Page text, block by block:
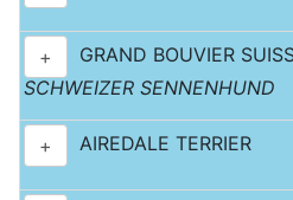
+ GRAND BOUVIER
SCHWEIZER SENNENHUND
+ AIREDALE TERRIER